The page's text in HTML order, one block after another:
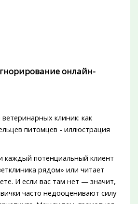
онлайн-
каждый потенциальный клиент
рядом» или читает
И если вас там нет — значит,
часто недооценивают силу